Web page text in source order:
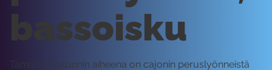
bassoisku
Tämän oppitunnin aiheena on cajonin peruslyönneistä